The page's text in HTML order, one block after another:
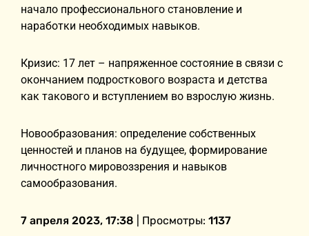
начало профессионального становление и
наработки необходимых навыков.
Кризис: 17 лет – напряженное состояние в связи с
окончанием подросткового возраста и детства
как такового и вступлением во взрослую жизнь.
Новообразования: определение собственных
ценностей и планов на будущее, формирование
личностного мировоззрения и навыков
самообразования.
7 апреля 2023, 17:38 | Просмотры: 1137